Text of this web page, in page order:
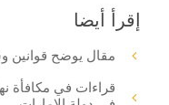
إقرأ أيضا
مقال يوضح قوانين
قراءات في مكافأة